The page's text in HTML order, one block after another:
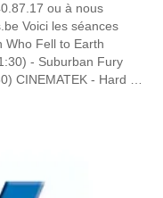
ou à nous
Voici les séances
Who Fell to Earth
- Suburban Fury
CINEMATEK - Hard …